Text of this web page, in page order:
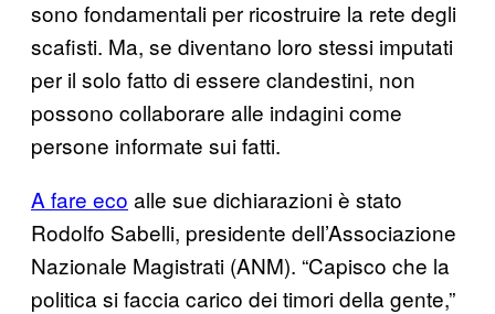
sono fondamentali per ricostruire la rete degli
scafisti. Ma, se diventano loro stessi imputati
per il solo fatto di essere clandestini, non
possono collaborare alle indagini come
persone informate sui fatti.
A fare eco alle sue dichiarazioni è stato
Rodolfo Sabelli, presidente dell’Associazione
Nazionale Magistrati (ANM). “Capisco che la
politica si faccia carico dei timori della gente,”